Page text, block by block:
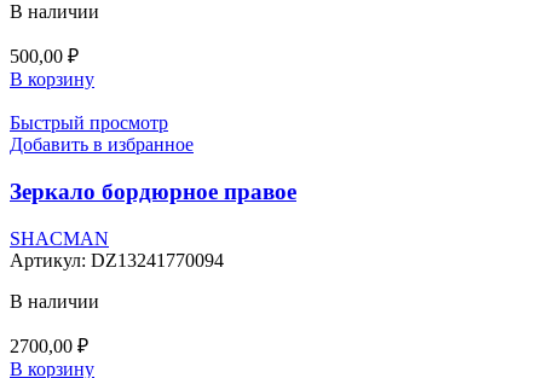
В наличии
500,00 ₽
В корзину
Быстрый просмотр
Добавить в избранное
Зеркало бордюрное правое
SHACMAN
Артикул: DZ13241770094
В наличии
2700,00 ₽
В корзину